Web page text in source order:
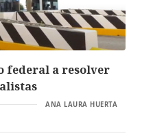
federal a resolver
ANA LAURA HUERTA